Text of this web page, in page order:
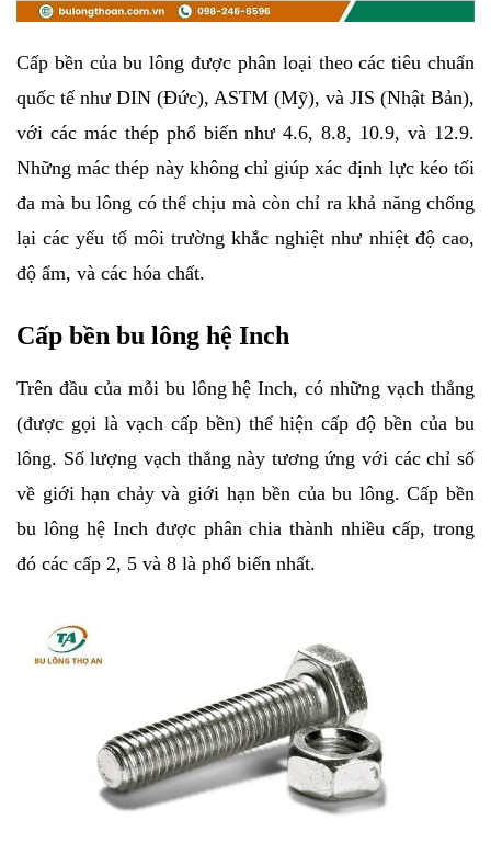
Cấp bền của bu lông được phân loại theo các tiêu chuẩn
quốc tế như DIN (Đức), ASTM (Mỹ), và JIS (Nhật Bản),
với các mác thép phổ biến như 4.6, 8.8, 10.9, và 12.9.
Những mác thép này không chỉ giúp xác định lực kéo tối
đa mà bu lông có thể chịu mà còn chỉ ra khả năng chống
lại các yếu tố môi trường khắc nghiệt như nhiệt độ cao,
độ ẩm, và các hóa chất.
Cấp bền bu lông hệ Inch
Trên đầu của mỗi bu lông hệ Inch, có những vạch thẳng
(được gọi là vạch cấp bền) thể hiện cấp độ bền của bu
lông. Số lượng vạch thẳng này tương ứng với các chỉ số
về giới hạn chảy và giới hạn bền của bu lông. Cấp bền
bu lông hệ Inch được phân chia thành nhiều cấp, trong
đó các cấp 2, 5 và 8 là phổ biến nhất.